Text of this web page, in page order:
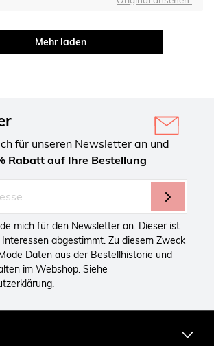
Mehr laden
für unseren Newsletter an und
Rabatt auf Ihre Bestellung
mich für den Newsletter an. Dieser ist
abgestimmt. Zu diesem Zweck
Daten aus der Bestellhistorie und
im Webshop. Siehe
.